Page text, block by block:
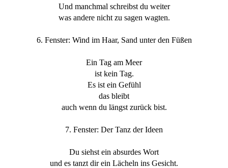
Und manchmal schreibst du weiter
was andere nicht zu sagen wagten.
6. Fenster: Wind im Haar, Sand unter den Füßen
Ein Tag am Meer
ist kein Tag.
Es ist ein Gefühl
das bleibt
auch wenn du längst zurück bist.
7. Fenster: Der Tanz der Ideen
Du siehst ein absurdes Wort
und es tanzt dir ein Lächeln ins Gesicht.